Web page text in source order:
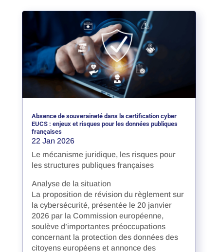
Absence de souveraineté dans la certification cyber
EUCS : enjeux et risques pour les données publiques
françaises
22 Jan 2026
Le mécanisme juridique, les risques pour
les structures publiques françaises
Analyse de la situation
La proposition de révision du règlement sur
la cybersécurité, présentée le 20 janvier
2026 par la Commission européenne,
soulève d’importantes préoccupations
concernant la protection des données des
citoyens européens et annonce des